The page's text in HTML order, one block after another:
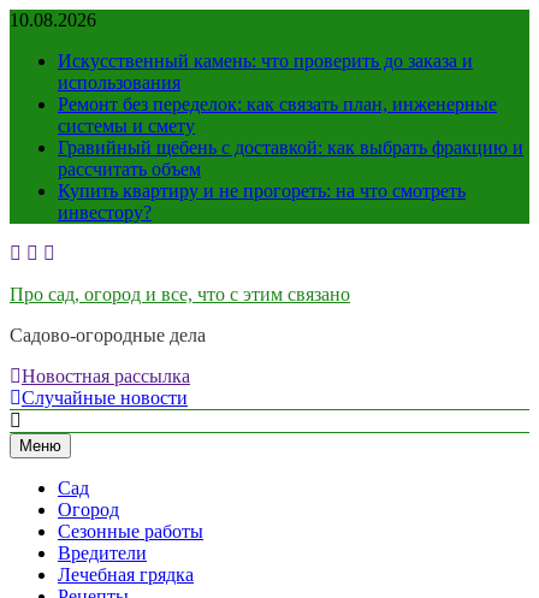
Перейти
содержимому
10.08.2026
Искусственный камень: что проверить до заказа и
использования
Ремонт без переделок: как связать план, инженерные
системы и смету
Гравийный щебень с доставкой: как выбрать фракцию и
рассчитать объем
Купить квартиру и не прогореть: на что смотреть
инвестору?
Про сад, огород и все, что с этим связано
Садово-огородные дела
Новостная рассылка
Случайные новости
Меню
Сад
Огород
Сезонные работы
Вредители
Лечебная грядка